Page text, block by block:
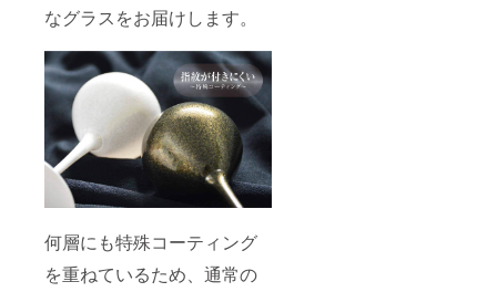
なグラスをお届けします。
何層にも特殊コーティング
を重ねているため、通常の